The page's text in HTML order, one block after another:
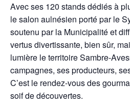
Avec ses 120 stands dédiés à
le salon aulnésien porté par le
soutenu par la Municipalité et
vertus divertissante, bien sûr,
lumière le territoire Sambre-
campagnes, ses producteurs,
C’est le rendez-vous des
soif de découvertes.